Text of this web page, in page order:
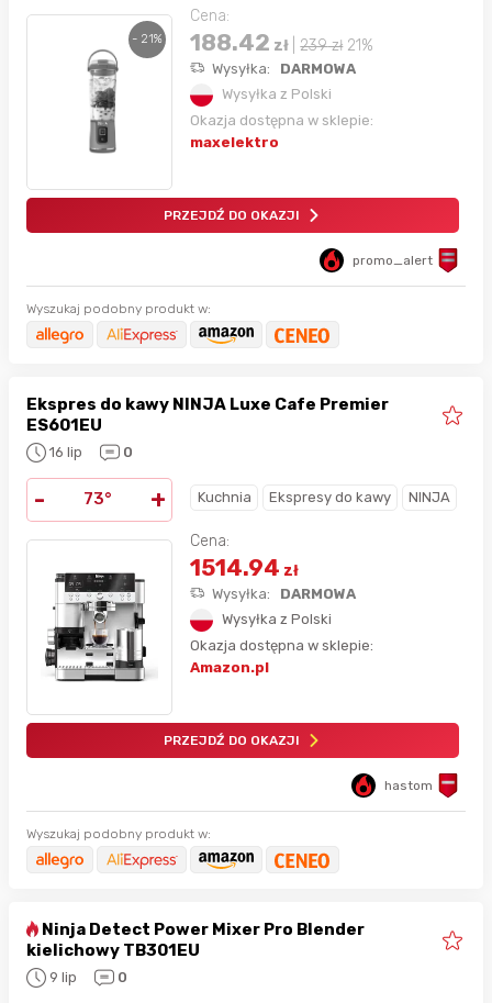
- 21%
Cena:
188.42 zł 239zł 21%
Wysyłka:
DARMOWA
Wysyłka z Polski
Okazja dostępna w sklepie:
maxelektro
PRZEJDŹ DO OKAZJI
promo_alert
Wyszukaj podobny produkt w:
Ekspres do kawy NINJA Luxe Cafe Premier
ES601EU
16 lip 0
- 73° + Kuchnia Ekspresy do kawy NINJA
Cena:
1514.94 zł
Wysyłka:
DARMOWA
Wysyłka z Polski
Okazja dostępna w sklepie:
Amazon.pl
PRZEJDŹ DO OKAZJI
hastom
Wyszukaj podobny produkt w:
Ninja Detect Power Mixer Pro Blender
kielichowy TB301EU
9 lip 0